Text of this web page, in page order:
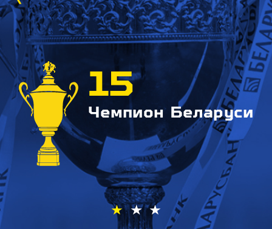
15
Чемпион Беларуси